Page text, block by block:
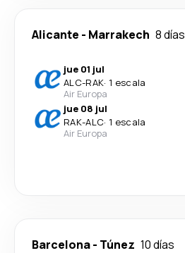
Alicante - Marrakech 8 días
jue 01 jul
ALC-RAK· 1 escala
Air Europa
jue 08 jul
RAK-ALC· 1 escala
Air Europa
Barcelona- Túnez 10 días